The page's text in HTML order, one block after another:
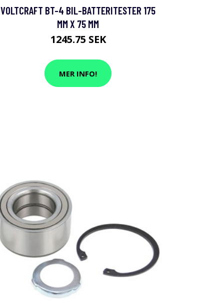
VOLTCRAFT BT-4 BIL-BATTERITESTER 175
MM X 75 MM
1245.75 SEK
MER INFO!